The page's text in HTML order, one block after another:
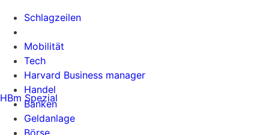
Schlagzeilen
Mobilität
Tech
Harvard Business manager
Handel
Banken
Geldanlage
Börse
HBm Spezial